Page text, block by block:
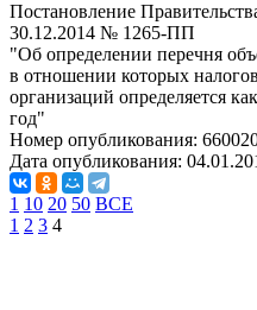
Постановление
30.12.2014 № 1265-ПП
"Об определении перечня
в отношении которых
организаций определяется
год"
Номер опубликования:
Дата опубликования:
1 10 20 50 ВСЕ
1 2 3 4